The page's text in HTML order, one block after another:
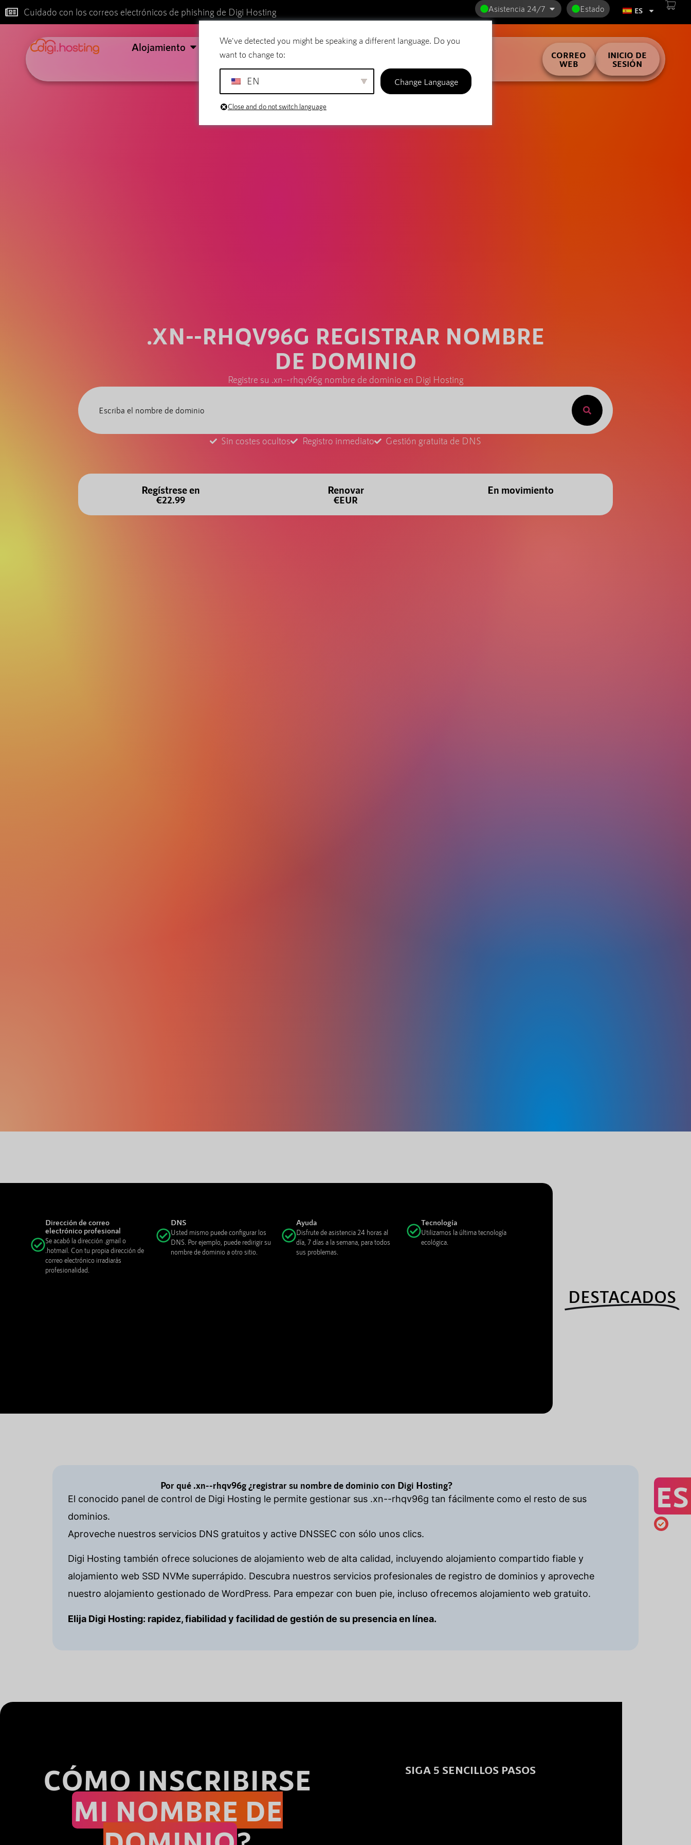
Cuidado con los correos electrónicos de phishing de Digi Hosting Asistencia 24/7 Estado ES
Alojamiento Correo electrónico Nombres de dominio SiteBuilder
CORREO
WEB
INICIO DE
SESIÓN
.XN--RHQV96G REGISTRAR NOMBRE
DE DOMINIO
Registre su .xn--rhqv96g nombre de dominio en Digi Hosting
Sin costes ocultos Registro inmediato Gestión gratuita de DNS
Regístrese en
€22.99
Renovar
€EUR
En movimiento
Dirección de correo
electrónico profesional
Se acabó la dirección .gmail o
.hotmail. Con tu propia dirección de
correo electrónico irradiarás
profesionalidad.
DNS
Usted mismo puede configurar los
DNS. Por ejemplo, puede redirigir su
nombre de dominio a otro sitio.
Ayuda
Disfrute de asistencia 24 horas al
día, 7 días a la semana, para todos
sus problemas.
Tecnología
Utilizamos la última tecnología
ecológica.
DESTACADOS
Por qué .xn--rhqv96g ¿registrar su nombre de dominio con Digi Hosting?
El conocido panel de control de Digi Hosting le permite gestionar sus .xn--rhqv96g tan fácilmente como el resto de sus
dominios.
Aproveche nuestros servicios DNS gratuitos y active DNSSEC con sólo unos clics.
Digi Hosting también ofrece soluciones de alojamiento web de alta calidad, incluyendo alojamiento compartido fiable y
alojamiento web SSD NVMe superrápido. Descubra nuestros servicios profesionales de registro de dominios y aproveche
nuestro alojamiento gestionado de WordPress. Para empezar con buen pie, incluso ofrecemos alojamiento web gratuito.
Elija Digi Hosting: rapidez, fiabilidad y facilidad de gestión de su presencia en línea.
CÓMO INSCRIBIRSE
MI NOMBRE DE
SIGA 5 SENCILLOS PASOS
We've detected you might be speaking a different language. Do you
want to change to:
EN Change Language
Close and do not switch language